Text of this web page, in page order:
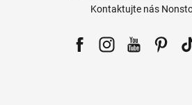
Kontaktujte nás